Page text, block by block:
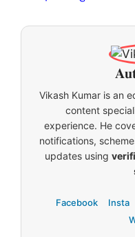
Vikash Kumar is an
content
experience. He
notifications,
updates using
Facebook Insta